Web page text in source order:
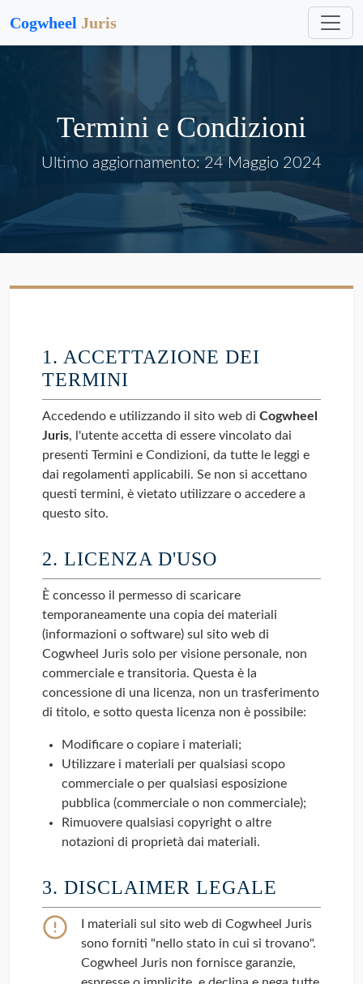
Cogwheel Juris
Termini e Condizioni
Ultimo aggiornamento: 24 Maggio 2024
1. ACCETTAZIONE DEI
TERMINI
Accedendo e utilizzando il sito web di Cogwheel
Juris, l'utente accetta di essere vincolato dai
presenti Termini e Condizioni, da tutte le leggi e
dai regolamenti applicabili. Se non si accettano
questi termini, è vietato utilizzare o accedere a
questo sito.
2. LICENZA D'USO
È concesso il permesso di scaricare
temporaneamente una copia dei materiali
(informazioni o software) sul sito web di
Cogwheel Juris solo per visione personale, non
commerciale e transitoria. Questa è la
concessione di una licenza, non un trasferimento
di titolo, e sotto questa licenza non è possibile:
Modificare o copiare i materiali;
Utilizzare i materiali per qualsiasi scopo
commerciale o per qualsiasi esposizione
pubblica (commerciale o non commerciale);
Rimuovere qualsiasi copyright o altre
notazioni di proprietà dai materiali.
3. DISCLAIMER LEGALE
I materiali sul sito web di Cogwheel Juris
sono forniti "nello stato in cui si trovano".
Cogwheel Juris non fornisce garanzie,